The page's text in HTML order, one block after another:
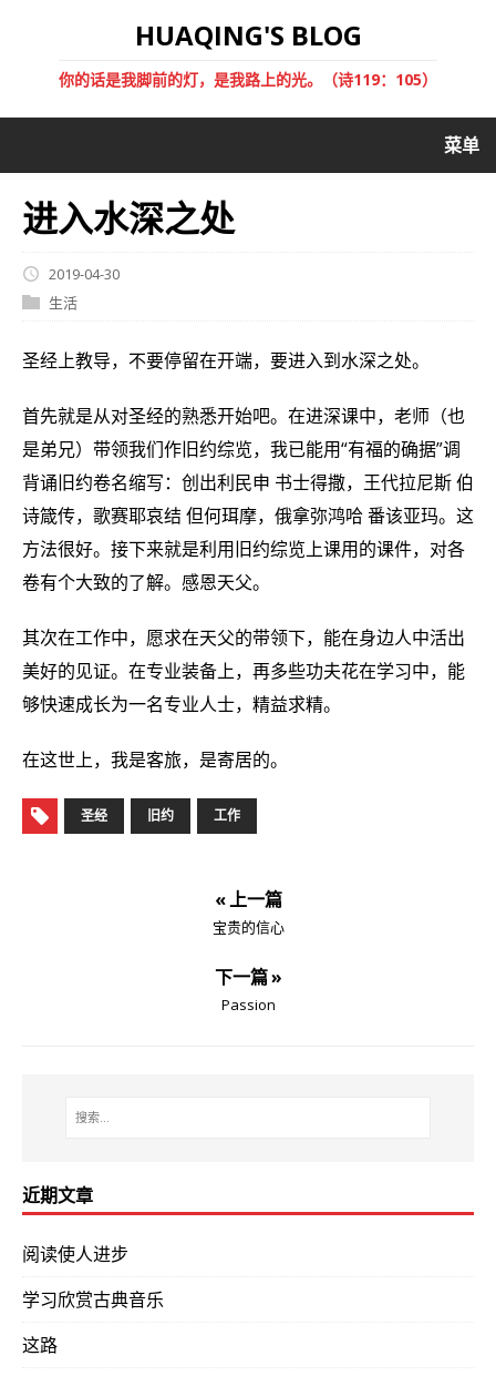
HUAQING'S BLOG
你的话是我脚前的灯，是我路上的光。（诗119：105）
菜单
进入水深之处
2019-04-30
生活
圣经上教导，不要停留在开端，要进入到水深之处。
首先就是从对圣经的熟悉开始吧。在进深课中，老师（也
是弟兄）带领我们作旧约综览，我已能用“有福的确据”调
背诵旧约卷名缩写：创出利民申 书士得撒，王代拉尼斯 伯
诗箴传，歌赛耶哀结 但何珥摩，俄拿弥鸿哈 番该亚玛。这
方法很好。接下来就是利用旧约综览上课用的课件，对各
卷有个大致的了解。感恩天父。
其次在工作中，愿求在天父的带领下，能在身边人中活出
美好的见证。在专业装备上，再多些功夫花在学习中，能
够快速成长为一名专业人士，精益求精。
在这世上，我是客旅，是寄居的。
圣经 旧约 工作
« 上一篇
宝贵的信心
下一篇 »
Passion
近期文章
阅读使人进步
学习欣赏古典音乐
这路